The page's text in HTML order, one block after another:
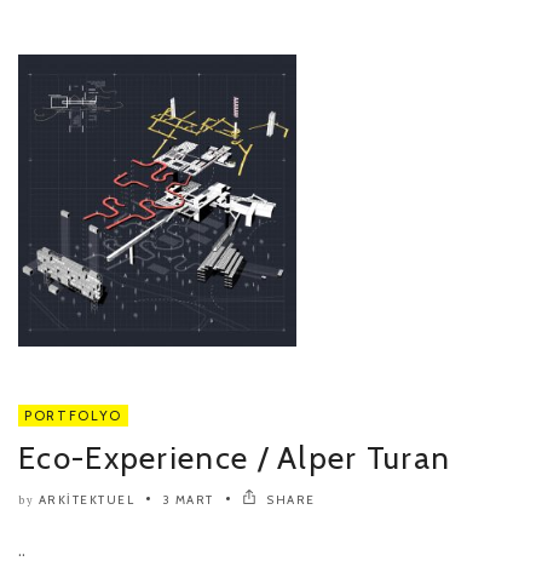
PORTFOLYO
Eco-Experience / Alper Turan
by ARKITEKTUEL 3 MART SHARE
..